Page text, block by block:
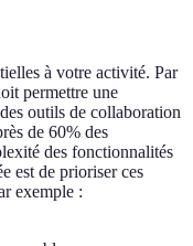
à votre activité. Par
permettre une
outils de collaboration
de 60% des
des fonctionnalités
est de prioriser ces
exemple :